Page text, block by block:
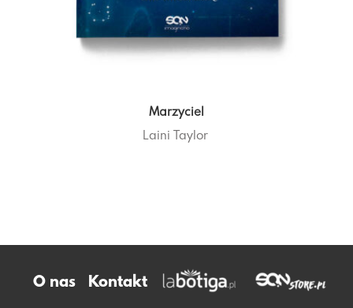
Marzyciel
Laini Taylor
O nas Kontakt